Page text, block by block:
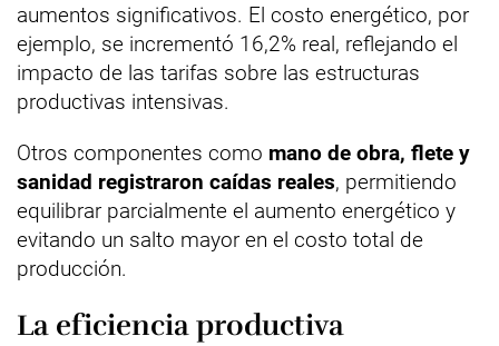
aumentos significativos. El costo energético, por
ejemplo, se incrementó 16,2% real, reflejando el
impacto de las tarifas sobre las estructuras
productivas intensivas.
Otros componentes como mano de obra, flete y
sanidad registraron caídas reales, permitiendo
equilibrar parcialmente el aumento energético y
evitando un salto mayor en el costo total de
producción.
La eficiencia productiva